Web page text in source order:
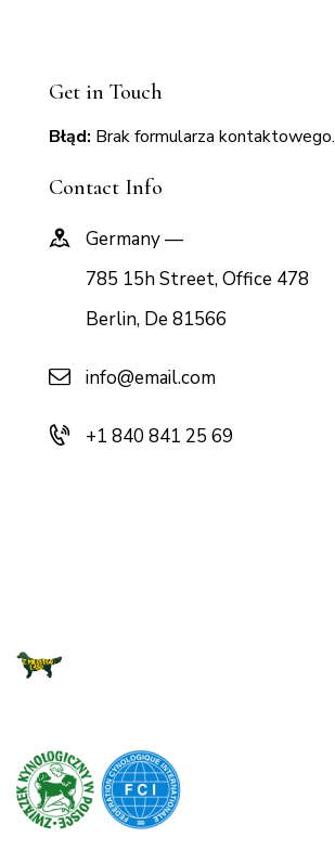
Get in Touch
Błąd: Brak formularza kontaktowego.
Contact Info
Germany —
785 15h Street, Office 478
Berlin, De 81566
info@email.com
+1 840 841 25 69